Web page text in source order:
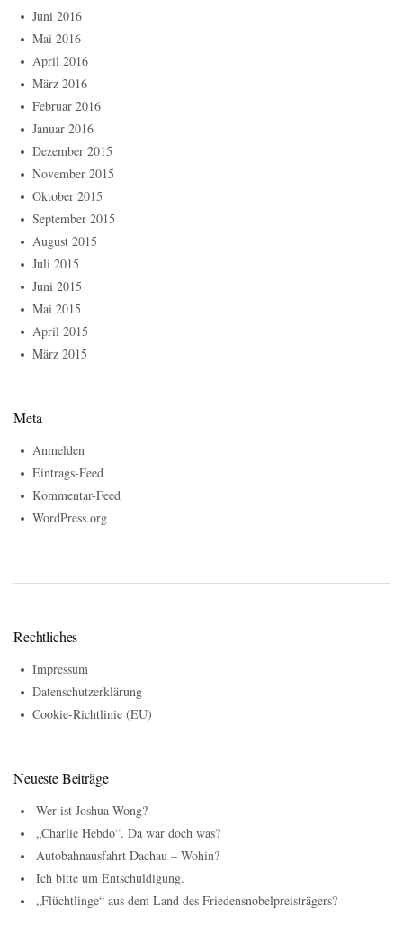
Juni 2016
Mai 2016
April 2016
März 2016
Februar 2016
Januar 2016
Dezember 2015
November 2015
Oktober 2015
September 2015
August 2015
Juli 2015
Juni 2015
Mai 2015
April 2015
März 2015
Meta
Anmelden
Eintrags-Feed
Kommentar-Feed
WordPress.org
Rechtliches
Impressum
Datenschutzerklärung
Cookie-Richtlinie (EU)
Neueste Beiträge
Wer ist Joshua Wong?
„Charlie Hebdo“. Da war doch was?
Autobahnausfahrt Dachau – Wohin?
Ich bitte um Entschuldigung.
„Flüchtlinge“ aus dem Land des Friedensnobelpreisträgers?